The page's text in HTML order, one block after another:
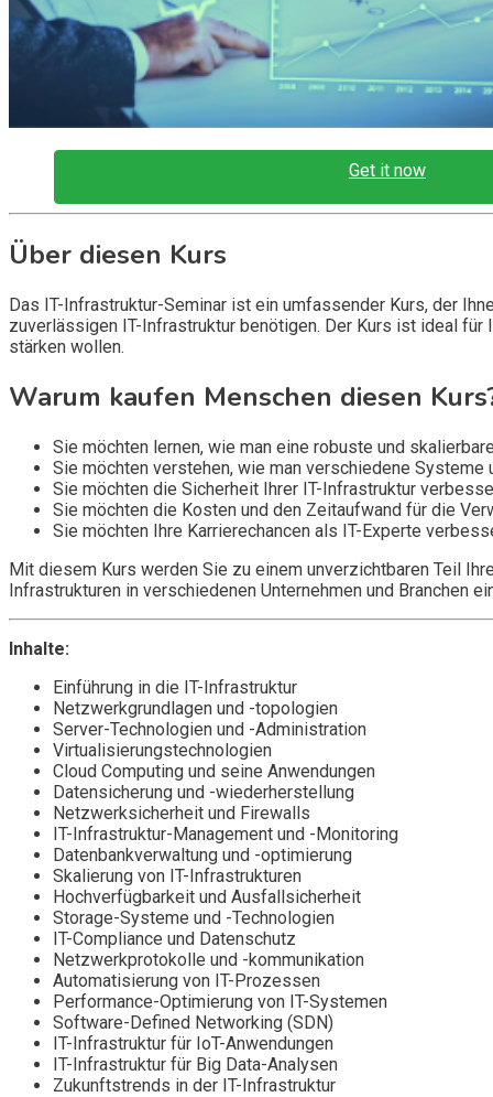
Get it now
Über diesen Kurs
Das IT-Infrastruktur-Seminar ist ein umfassender Kurs, der
zuverlässigen IT-Infrastruktur benötigen. Der Kurs ist ideal
stärken wollen.
Warum kaufen Menschen diesen
Sie möchten lernen, wie man eine robuste und
Sie möchten verstehen, wie man verschiedene
Sie möchten die Sicherheit Ihrer IT-Infrastruktur
Sie möchten die Kosten und den Zeitaufwand für die
Sie möchten Ihre Karrierechancen als IT-Experte
Mit diesem Kurs werden Sie zu einem unverzichtbaren Teil
Infrastrukturen in verschiedenen Unternehmen und Branchen
Inhalte:
Einführung in die IT-Infrastruktur
Netzwerkgrundlagen und -topologien
Server-Technologien und -Administration
Virtualisierungstechnologien
Cloud Computing und seine Anwendungen
Datensicherung und -wiederherstellung
Netzwerksicherheit und Firewalls
IT-Infrastruktur-Management und -Monitoring
Datenbankverwaltung und -optimierung
Skalierung von IT-Infrastrukturen
Hochverfügbarkeit und Ausfallsicherheit
Storage-Systeme und -Technologien
IT-Compliance und Datenschutz
Netzwerkprotokolle und -kommunikation
Automatisierung von IT-Prozessen
Performance-Optimierung von IT-Systemen
Software-Defined Networking (SDN)
IT-Infrastruktur für IoT-Anwendungen
IT-Infrastruktur für Big Data-Analysen
Zukunftstrends in der IT-Infrastruktur